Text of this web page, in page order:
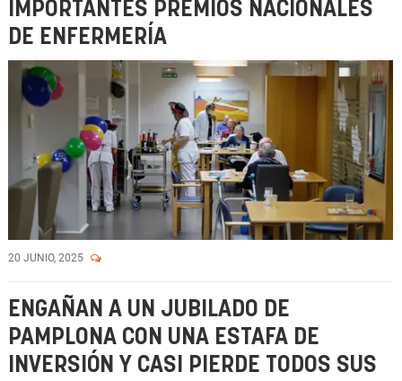
IMPORTANTES PREMIOS NACIONALES
DE ENFERMERÍA
20 JUNIO, 2025
ENGAÑAN A UN JUBILADO DE
PAMPLONA CON UNA ESTAFA DE
INVERSIÓN Y CASI PIERDE TODOS SUS